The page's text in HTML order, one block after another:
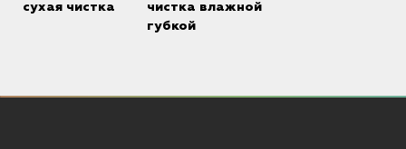
сухая чистка
чистка влажной
губкой